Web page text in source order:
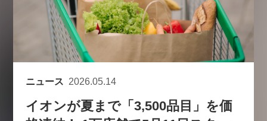
トップページ
特集
動画
お問い合わせ
個人情報保護法について
採用情報
現在開催予定のセミナー
【8/12開催】「イノベーションを
数値化する」～投資される事業の
学ぶ資金調達・巻き込みのリアル
2026-06-10
ニュース 2026.05.14
イオンが夏まで「3,500品目」を価